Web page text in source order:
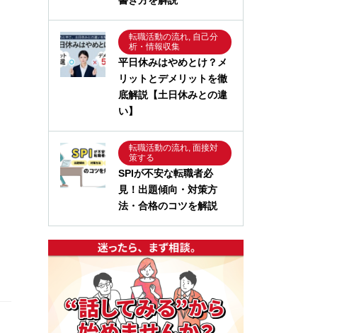
転職活動の流れ, 自己分
析・情報収集
平日休みはやめとけ？メ
リットとデメリットを徹
底解説【土日休みとの違
い】
転職活動の流れ, 面接対
策する
SPIが不安な転職者必
見！出題傾向・対策方
法・合格のコツを解説